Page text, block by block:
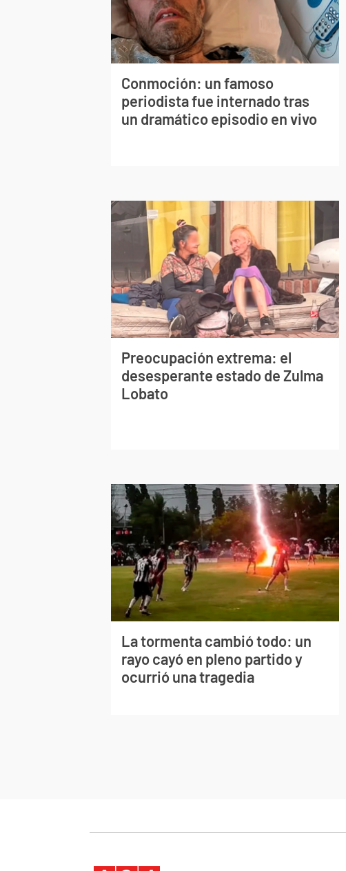
Conmoción: un famoso
periodista fue internado tras
un dramático episodio en vivo
Preocupación extrema: el
desesperante estado de Zulma
Lobato
La tormenta cambió todo: un
rayo cayó en pleno partido y
ocurrió una tragedia